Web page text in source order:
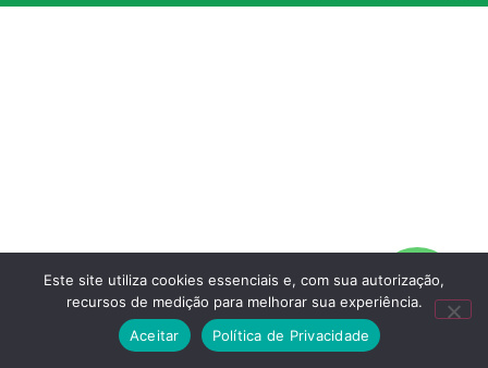
Este site utiliza cookies essenciais e, com sua autorização,
recursos de medição para melhorar sua experiência.
Aceitar
Política de Privacidade